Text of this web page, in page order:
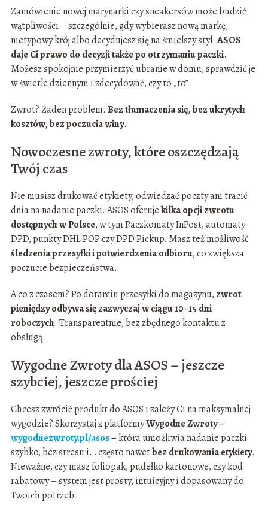
Zamówienie nowej marynarki czy sneakersów może budzić
wątpliwości – szczególnie, gdy wybierasz nową markę,
nietypowy krój albo decydujesz się na śmielszy styl. ASOS
daje Ci prawo do decyzji także po otrzymaniu paczki.
Możesz spokojnie przymierzyć ubranie w domu, sprawdzić je
w świetle dziennym i zdecydować, czy to „to”.
Zwrot? Żaden problem. Bez tłumaczenia się, bez ukrytych
kosztów, bez poczucia winy.
Nowoczesne zwroty, które oszczędzają
Twój czas
Nie musisz drukować etykiety, odwiedzać poczty ani tracić
dnia na nadanie paczki. ASOS oferujekilka opcji zwrotu
dostępnych w Polsce, w tym Paczkomaty InPost, automaty
DPD, punkty DHL POP czy DPD Pickup. Masz też możliwość
śledzenia przesyłki i potwierdzenia odbioru, co zwiększa
poczucie bezpieczeństwa.
A co z czasem? Po dotarciu przesyłki do magazynu,zwrot
pieniędzy odbywa się zazwyczaj w ciągu 10–15 dni
roboczych. Transparentnie, bez zbędnego kontaktu z
obsługą.
Wygodne Zwroty dla ASOS – jeszcze
szybciej, jeszcze prościej
Chcesz zwrócić produkt do ASOS i zależy Ci na maksymalnej
wygodzie? Skorzystaj z platformyWygodne Zwroty –
wygodnezwroty.pl/asos– która umożliwia nadanie paczki
szybko, bez stresu i… często nawetbez drukowania etykiety.
Nieważne, czy masz foliopak, pudełko kartonowe, czy kod
rabatowy – system jest prosty, intuicyjny i dopasowany do
Twoich potrzeb.